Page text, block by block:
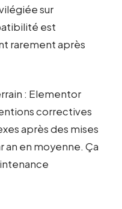
sur
est
rarement après
: Elementor
correctives
après des mises
an en moyenne. Ça